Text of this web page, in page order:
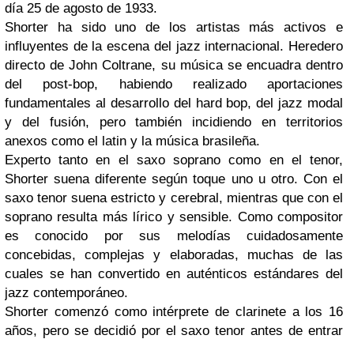
día 25 de agosto de 1933.
Shorter ha sido uno de los artistas más activos e
influyentes de la escena del jazz internacional. Heredero
directo deJohn Coltrane, su música se encuadra dentro
del post-bop, habiendo realizado aportaciones
fundamentales al desarrollo del hard bop, del jazz modal
y del fusión, pero también incidiendo en territorios
anexos como el latin y la música brasileña.
Experto tanto en el saxo soprano como en el tenor,
Shorter suena diferente según toque uno u otro. Con el
saxo tenor suena estricto y cerebral, mientras que con el
soprano resulta más lírico y sensible. Como compositor
es conocido por sus melodías cuidadosamente
concebidas, complejas y elaboradas, muchas de las
cuales se han convertido en auténticos estándares del
jazz contemporáneo.
Shorter comenzó como intérprete de clarinete a los 16
años, pero se decidió por el saxo tenor antes de entrar